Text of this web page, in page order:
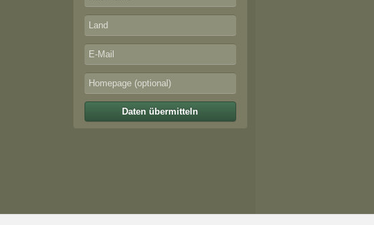
Daten übermitteln